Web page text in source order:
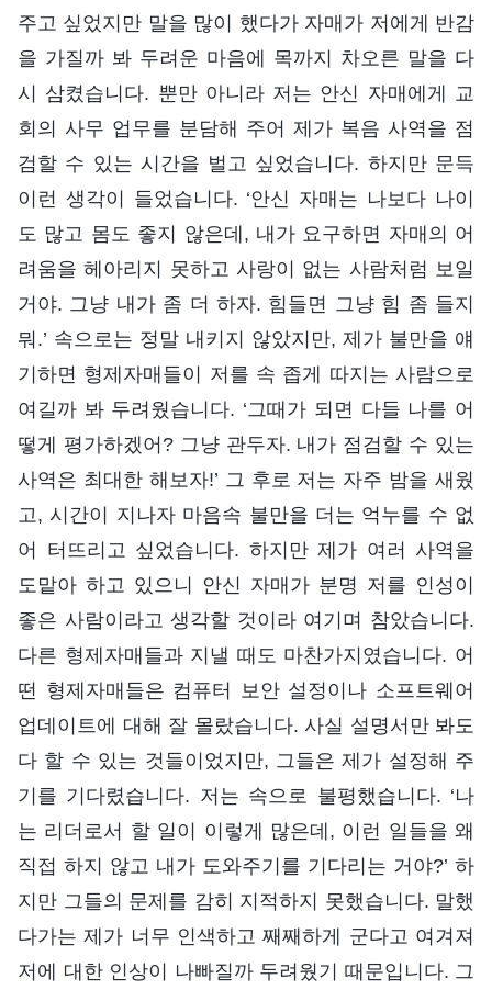
주고 싶었지만 말을 많이 했다가 자매가 저에게 반감
을 가질까 봐 두려운 마음에 목까지 차오른 말을 다
시 삼켰습니다. 뿐만 아니라 저는 안신 자매에게 교
회의 사무 업무를 분담해 주어 제가 복음 사역을 점
검할 수 있는 시간을 벌고 싶었습니다. 하지만 문득
이런 생각이 들었습니다. ‘안신 자매는 나보다 나이
도 많고 몸도 좋지 않은데, 내가 요구하면 자매의 어
려움을 헤아리지 못하고 사랑이 없는 사람처럼 보일
거야. 그냥 내가 좀 더 하자. 힘들면 그냥 힘 좀 들지
뭐.’ 속으로는 정말 내키지 않았지만, 제가 불만을 얘
기하면 형제자매들이 저를 속 좁게 따지는 사람으로
여길까 봐 두려웠습니다. ‘그때가 되면 다들 나를 어
떻게 평가하겠어? 그냥 관두자. 내가 점검할 수 있는
사역은 최대한 해보자!’ 그 후로 저는 자주 밤을 새웠
고, 시간이 지나자 마음속 불만을 더는 억누를 수 없
어 터뜨리고 싶었습니다. 하지만 제가 여러 사역을
도맡아 하고 있으니 안신 자매가 분명 저를 인성이
좋은 사람이라고 생각할 것이라 여기며 참았습니다.
다른 형제자매들과 지낼 때도 마찬가지였습니다. 어
떤 형제자매들은 컴퓨터 보안 설정이나 소프트웨어
업데이트에 대해 잘 몰랐습니다. 사실 설명서만 봐도
다 할 수 있는 것들이었지만, 그들은 제가 설정해 주
기를 기다렸습니다. 저는 속으로 불평했습니다. ‘나
는 리더로서 할 일이 이렇게 많은데, 이런 일들을 왜
직접 하지 않고 내가 도와주기를 기다리는 거야?’ 하
지만 그들의 문제를 감히 지적하지 못했습니다. 말했
다가는 제가 너무 인색하고 째째하게 군다고 여겨져
저에 대한 인상이 나빠질까 두려웠기 때문입니다. 그